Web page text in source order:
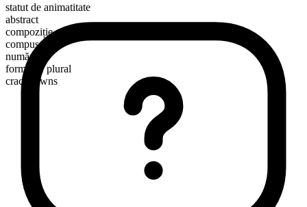
statut de animatitate
abstract
compoziție morfologică
compus
numărabil
formă de plural
crackdowns